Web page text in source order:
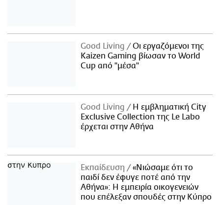
Good Living
Οι εργαζόμενοι της
Kaizen Gaming βίωσαν το World
Cup από "μέσα"
Good Living
Η εμβληματική City
Exclusive Collection της Le Labo
έρχεται στην Αθήνα
Εκπαίδευση
«Νιώσαμε ότι το
παιδί δεν έφυγε ποτέ από την
Αθήνα»: Η εμπειρία οικογενειών
που επέλεξαν σπουδές στην Κύπρο